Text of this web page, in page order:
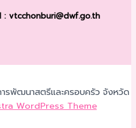
: vtcchonburi@dwf.go.th
พัฒนาสตรีและครอบครัว จังหวัด
WordPress Theme